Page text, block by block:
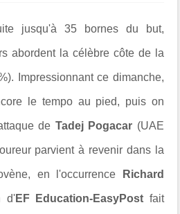
jusqu'à 35 bornes du but,
abordent la célèbre côte de la
Impressionnant ce dimanche,
le tempo au pied, puis on
de Tadej Pogacar (UAE
parvient à revenir dans la
en l'occurrence Richard
d'EF Education-EasyPost fait